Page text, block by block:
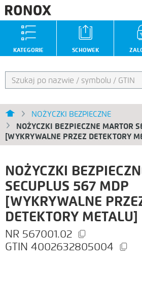
SCHOWEK
KATEGORIE
NOŻYCZKI BEZPIECZNE
NOŻYCZKI BEZPIECZNE MARTOR
[WYKRYWALNE PRZEZ DETEKTORY
NOŻYCZKI
SECUPLUS 567 MDP
[WYKRYWALNE
DETEKTORY METALU]
567001.02
4002632805004